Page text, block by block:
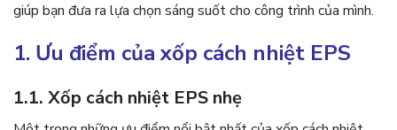
giúp bạn đưa ra lựa chọn sáng suốt cho công trình của mình.
1. Ưu điểm của xốp cách nhiệt EPS
1.1. Xốp cách nhiệt EPS nhẹ